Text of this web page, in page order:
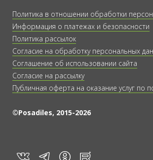
Политика в отношении обработки
Информация о платежах и безопасности
Политика рассылок
Согласие на обработку персональных
Соглашение об использовании сайта
Согласие на рассылку
Публичная оферта на оказание услуг по
©Posadiles, 2015-2026
vk tg in rt